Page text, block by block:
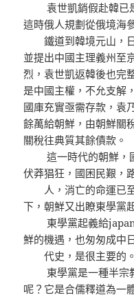
袁世凱銷假赴韓已是
這時俄人規劃從俄境海
鐵道到韓境元山，日
並提出中國主理義州至
烈，袁世凱返韓後也完
是中國主權，不允支解
國庫充實亟需存款，袁
餘萬給朝鮮，由朝鮮關
關稅往典質其餘債款。
這一時代的朝鮮，國
伏莽猖狂，國困民艱，
人，消亡的命運已至
下，朝鮮又出瞭東學黨
東學黨起義給
鮮的機遇，也匆匆成中
代史，是很主要的。
東學黨是一種半宗教
呢？它是合儒釋道為一